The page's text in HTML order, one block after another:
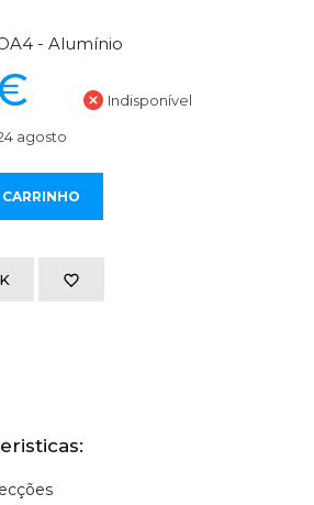
- Alumínio
Indisponível
agosto